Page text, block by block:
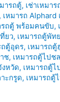
ารถตู้, เช่าเหมาร
เหมารถ Alphard
รถตู้ พร้อมคนขับ,
ยว, เหมารถตู้พัท
ถตู้อุดร, เหมารถตู้
ช, เหมารถตู้ไปช
หวัด, เหมารถตู้ไ
ะกรูด, เหมารถตู้